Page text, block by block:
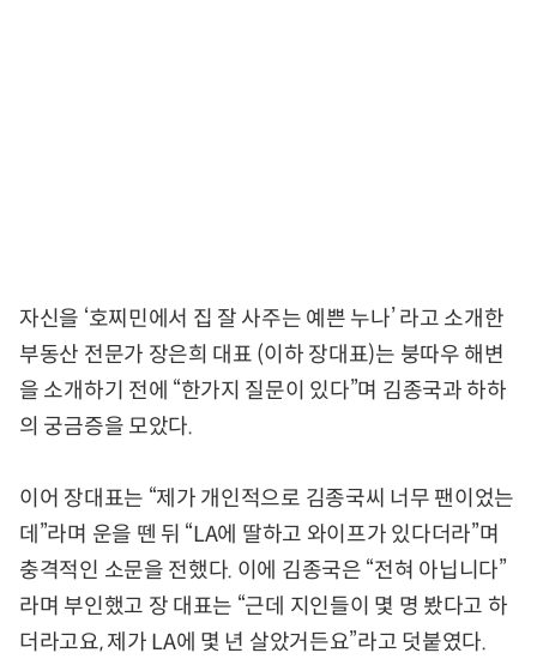
자신을 ‘호찌민에서 집 잘 사주는 예쁜 누나’ 라고 소개한
부동산 전문가 장은희 대표 (이하 장대표)는 붕따우 해변
을 소개하기 전에 “한가지 질문이 있다”며 김종국과 하하
의 궁금증을 모았다.
이어 장대표는 “제가 개인적으로 김종국씨 너무 팬이었는
데”라며 운을 뗀 뒤 “LA에 딸하고 와이프가 있다더라”며
충격적인 소문을 전했다. 이에 김종국은 “전혀 아닙니다”
라며 부인했고 장 대표는 “근데 지인들이 몇 명 봤다고 하
더라고요, 제가 LA에 몇 년 살았거든요”라고 덧붙였다.